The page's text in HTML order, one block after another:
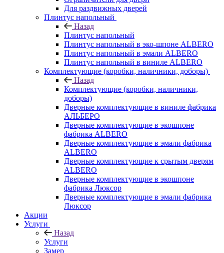
Для раздвижных дверей
Плинтус напольный
Назад
Плинтус напольный
Плинтус напольный в эко-шпоне ALBERO
Плинтус напольный в эмали ALBERO
Плинтус напольный в виниле ALBERO
Комплектующие (коробки, наличники, доборы)
Назад
Комплектующие (коробки, наличники,
доборы)
Дверные комплектующие в виниле фабрика
АЛЬБЕРО
Дверные комплектующие в экошпоне
фабрика ALBERO
Дверные комплектующие в эмали фабрика
ALBERO
Дверные комплектующие к срытым дверям
ALBERO
Дверные комплектующие в экошпоне
фабрика Люксор
Дверные комплектующие в эмали фабрика
Люксор
Акции
Услуги
Назад
Услуги
Замер